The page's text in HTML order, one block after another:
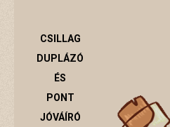
CSILLAG
DUPLÁZÓ
ÉS
PONT
JÓVÁÍRÓ